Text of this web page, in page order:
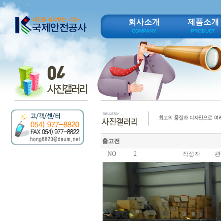
회사소개
COMPANY
제품소개
PRODUCT
출고전
NO
2 작성자